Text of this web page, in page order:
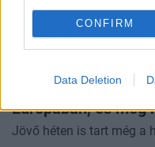
CONFIRM
Data Deletion
Már több tízezer
Európában, és még
Jövő héten is tart még a